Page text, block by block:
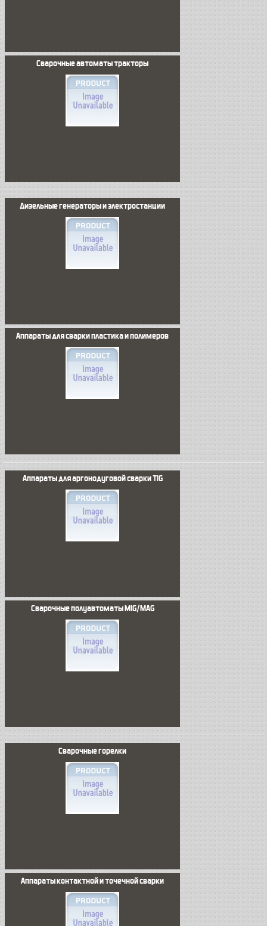
Сварочные автоматы тракторы
Дизельные генераторы и электростанции
Аппараты для сварки пластика и полимеров
Аппараты для аргонодуговой сварки TIG
Сварочные полуавтоматы MIG/MAG
Сварочные горелки
Аппараты контактной и точечной сварки